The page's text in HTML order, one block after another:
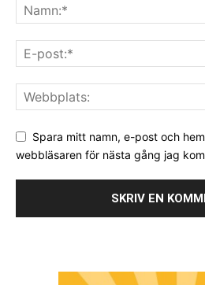
Spara mitt namn, e-post och
webbläsaren för nästa gång jag